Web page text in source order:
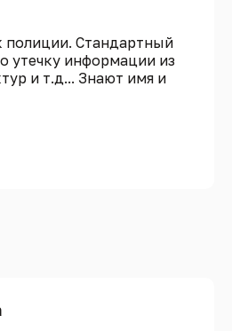
полиции. Стандартный
утечку информации из
и т.д... Знают имя и